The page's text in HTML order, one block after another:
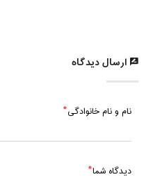
ارسال دیدگاه
نام و نام خانوادگی
دیدگاه شما